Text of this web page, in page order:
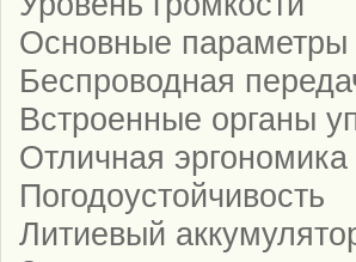
Основные
Беспроводная
Встроенные органы
Отличная
Погодоустойчивость
Литиевый